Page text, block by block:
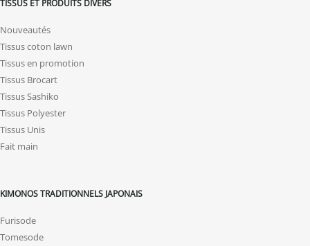
TISSUS ET PRODUITS DIVERS
Nouveautés
Tissus coton lawn
Tissus en promotion
Tissus Brocart
Tissus Sashiko
Tissus Polyester
Tissus Unis
Fait main
KIMONOS TRADITIONNELS JAPONAIS
Furisode
Tomesode